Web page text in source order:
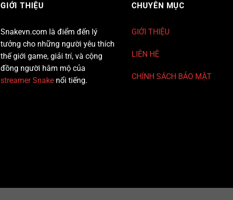
GIỚI THIỆU
Snakevn.com là điểm đến lý
tưởng cho những người yêu thích
thế giới game, giải trí, và cộng
đồng người hâm mộ của
streamer Snake nổi tiếng.
CHUYÊN MỤC
GIỚI THIỆU
LIÊN HỆ
CHÍNH SÁCH BẢO MẬT